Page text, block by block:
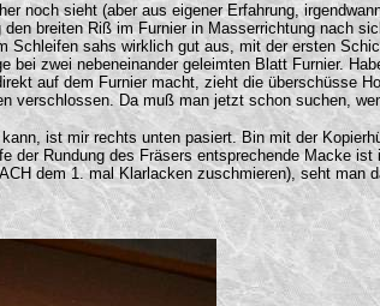
noch sieht (aber aus eigener Erfahrung,
breiten Riß im Furnier in Masserrichtung nach
Schleifen sahs wirklich gut aus, mit der ersten
bei zwei nebeneinander geleimten Blatt Furnier.
auf dem Furnier macht, zieht die überschüsse
verschlossen. Da muß man jetzt schon suchen,
ist mir rechts unten pasiert. Bin mit der
der Rundung des Fräsers entsprechende Macke
dem 1. mal Klarlacken zuschmieren), seht